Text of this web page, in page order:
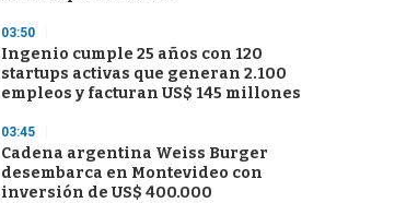
03:50
Ingenio cumple 25 años con 120
startups activas que generan 2.100
empleos y facturan US$ 145 millones
03:45
Cadena argentina Weiss Burger
desembarca en Montevideo con
inversión de US$ 400.000